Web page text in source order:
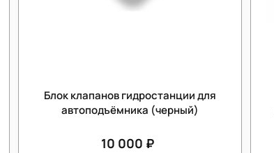
Блок клапанов гидростанции для
автоподъёмника (черный)
10 000 ₽